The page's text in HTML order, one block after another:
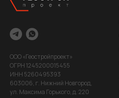
ООО «Геостройпроект»
ОГРН 1245200015455
ИНН 5260495393
603006, г. Нижний Новгород,
ул. Максима Горького, д. 220